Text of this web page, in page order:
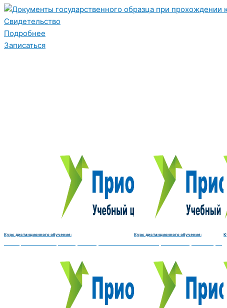
Свидетельство
Подробнее
Записаться
Курс дистанционного обучения: Курс дистанционного обучения: